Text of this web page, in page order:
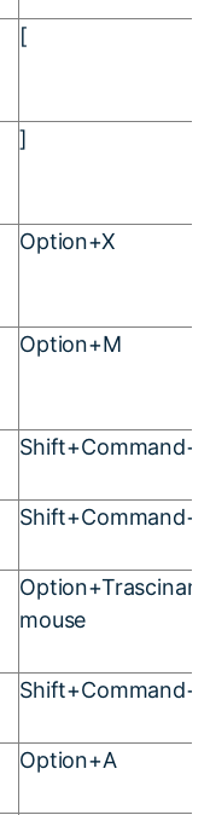
[
]
Option+X
Option+M
Shift+Command+I
mouse
Option+A